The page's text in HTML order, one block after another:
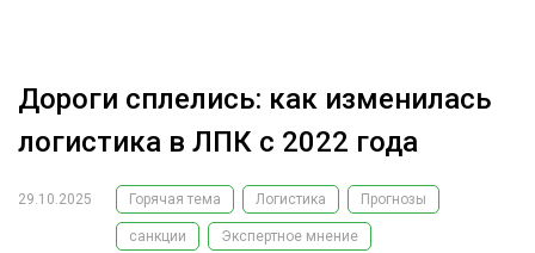
ЛЕСОВОССТАНОВЛЕНИЕ И ЗАЩИТА
ПОДБОРКИ СТАТЕЙ
Дороги сплелись: как изменилась
логистика в ЛПК с 2022 года
29.10.2025 Горячая тема Логистика Прогнозы
санкции Экспертное мнение